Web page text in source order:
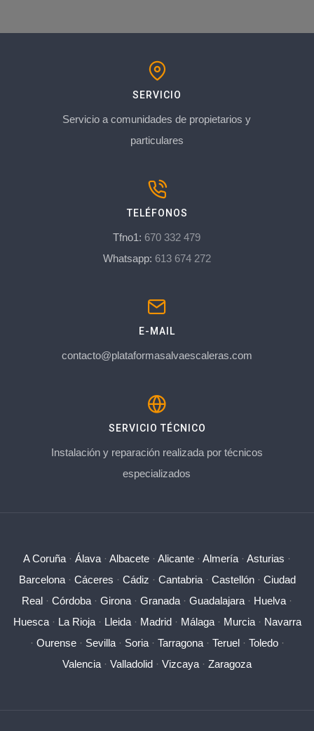
SERVICIO
Servicio a comunidades de propietarios y
particulares
TELÉFONOS
Tfno1: 670 332 479
Whatsapp: 613 674 272
E-MAIL
contacto@plataformasalvaescaleras.com
SERVICIO TÉCNICO
Instalación y reparación realizada por técnicos
especializados
A Coruña · Álava · Albacete · Alicante · Almería · Asturias ·
Barcelona· Cáceres · Cádiz · Cantabria· Castellón· Ciudad
Real · Córdoba · Girona · Granada · Guadalajara · Huelva ·
Huesca· La Rioja· Lleida· Madrid· Málaga· Murcia· Navarra
· Ourense· Sevilla· Soria· Tarragona· Teruel· Toledo·
Valencia · Valladolid · Vizcaya · Zaragoza